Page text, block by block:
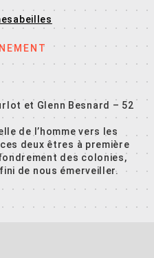
et Glenn Besnard – 52
de l’homme vers les
deux êtres à première
des colonies,
de nous émerveiller.